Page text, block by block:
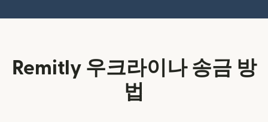
Remitly 우크라이나 송금 방
법